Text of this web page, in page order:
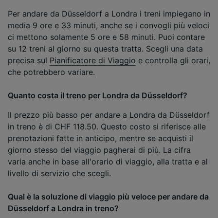
Per andare da Düsseldorf a Londra i treni impiegano in
media 9 ore e 33 minuti, anche se i convogli più veloci
ci mettono solamente 5 ore e 58 minuti. Puoi contare
su 12 treni al giorno su questa tratta. Scegli una data
precisa sul Pianificatore di Viaggio e controlla gli orari,
che potrebbero variare.
Quanto costa il treno per Londra da Düsseldorf?
Il prezzo più basso per andare a Londra da Düsseldorf
in treno è di CHF 118.50. Questo costo si riferisce alle
prenotazioni fatte in anticipo, mentre se acquisti il
giorno stesso del viaggio pagherai di più. La cifra
varia anche in base all'orario di viaggio, alla tratta e al
livello di servizio che scegli.
Qual è la soluzione di viaggio più veloce per andare da
Düsseldorf a Londra in treno?